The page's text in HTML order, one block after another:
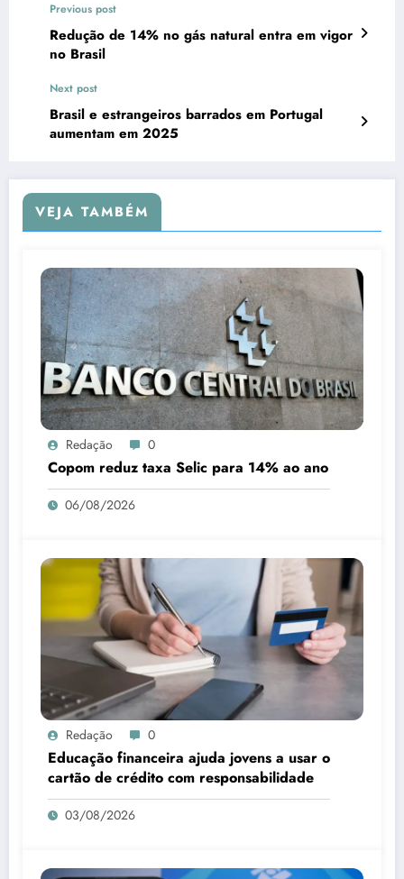
Previous post
Redução de 14% no gás natural entra em vigor
no Brasil
Next post
Brasil e estrangeiros barrados em Portugal
aumentam em 2025
VEJA TAMBÉM
Redação 0
Copom reduz taxa Selic para 14% ao ano
06/08/2026
Redação 0
Educação financeira ajuda jovens a usar o
cartão de crédito com responsabilidade
03/08/2026